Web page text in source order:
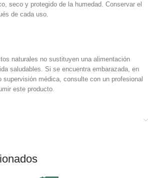
seco y protegido de la humedad. Conservar el
de cada uso.
naturales no sustituyen una alimentación
saludables. Si se encuentra embarazada, en
supervisión médica, consulte con un profesional
este producto.